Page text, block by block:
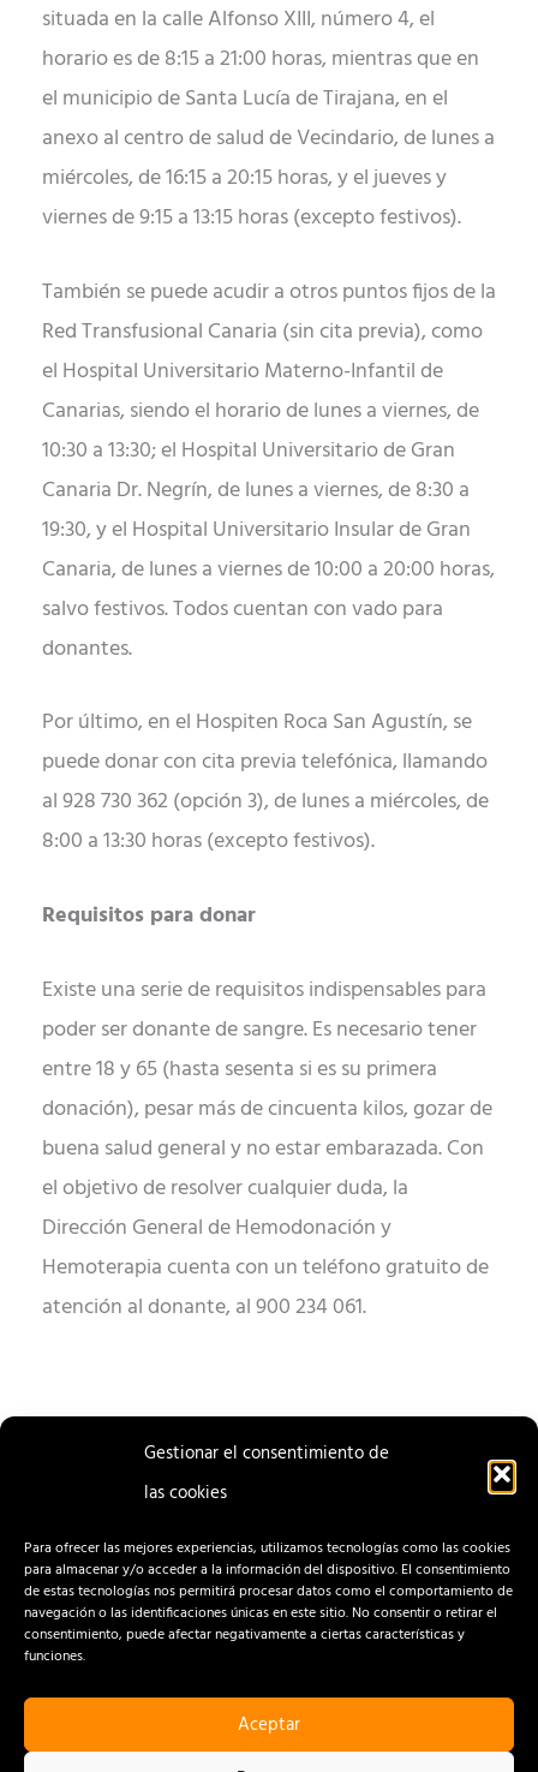
Gestionar el consentimiento de
las cookies
Para ofrecer las mejores experiencias, utilizamos tecnologías como las cookies
para almacenar y/o acceder a la información del dispositivo. El consentimiento
de estas tecnologías nos permitirá procesar datos como el comportamiento de
navegación o las identificaciones únicas en este sitio. No consentir o retirar el
consentimiento, puede afectar negativamente a ciertas características y
funciones.
Aceptar
situada en la calle Alfonso XIII, número 4, el
horario es de 8:15 a 21:00 horas, mientras que en
el municipio de Santa Lucía de Tirajana, en el
anexo al centro de salud de Vecindario, de lunes a
miércoles, de 16:15 a 20:15 horas, y el jueves y
viernes de 9:15 a 13:15 horas (excepto festivos).
También se puede acudir a otros puntos fijos de la
Red Transfusional Canaria (sin cita previa), como
el Hospital Universitario Materno-Infantil de
Canarias, siendo el horario de lunes a viernes, de
10:30 a 13:30; el Hospital Universitario de Gran
Canaria Dr. Negrín, de lunes a viernes, de 8:30 a
19:30, y el Hospital Universitario Insular de Gran
Canaria, de lunes a viernes de 10:00 a 20:00 horas,
salvo festivos. Todos cuentan con vado para
donantes.
Por último, en el Hospiten Roca San Agustín, se
puede donar con cita previa telefónica, llamando
al 928 730 362 (opción 3), de lunes a miércoles, de
8:00 a 13:30 horas (excepto festivos).
Requisitos para donar
Existe una serie de requisitos indispensables para
poder ser donante de sangre. Es necesario tener
entre 18 y 65 (hasta sesenta si es su primera
donación), pesar más de cincuenta kilos, gozar de
buena salud general y no estar embarazada. Con
el objetivo de resolver cualquier duda, la
Dirección General de Hemodonación y
Hemoterapia cuenta con un teléfono gratuito de
atención al donante, al 900 234 061.
ENTRADA
CONTACTO
AVISO LEGAL